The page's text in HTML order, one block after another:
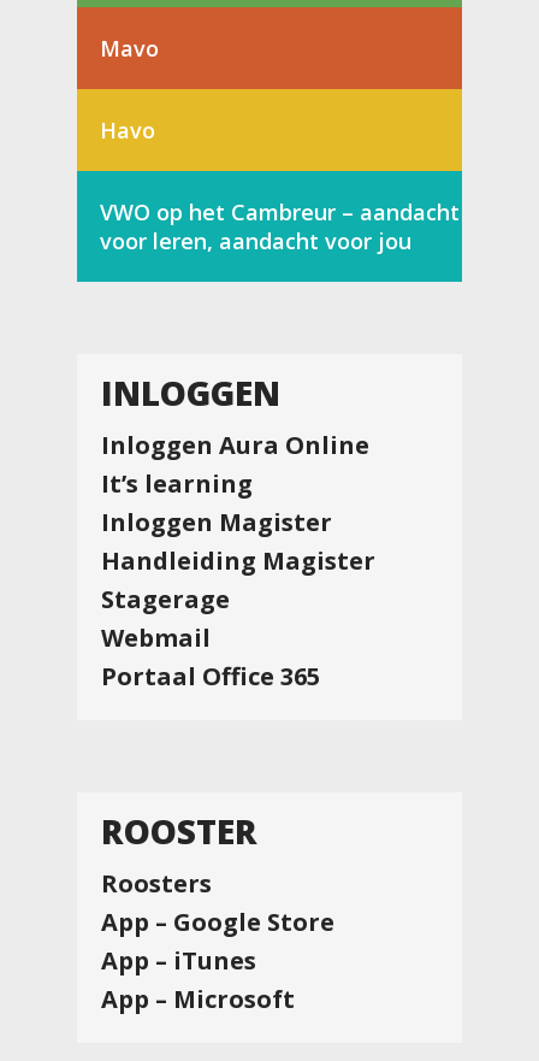
Mavo
Havo
VWO op het Cambreur – aandacht
voor leren, aandacht voor jou
INLOGGEN
Inloggen Aura Online
It’s learning
Inloggen Magister
Handleiding Magister
Stagerage
Webmail
Portaal Office 365
ROOSTER
Roosters
App – Google Store
App – iTunes
App – Microsoft